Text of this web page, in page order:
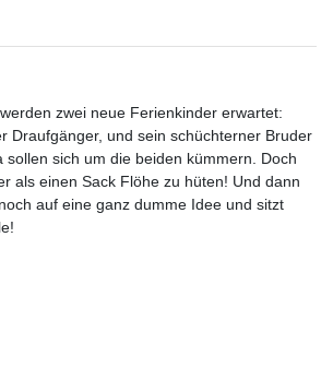
zwei neue Ferienkinder erwartet:
Draufgänger, und sein schüchterner Bruder
sollen sich um die beiden kümmern. Doch
als einen Sack Flöhe zu hüten! Und dann
auf eine ganz dumme Idee und sitzt